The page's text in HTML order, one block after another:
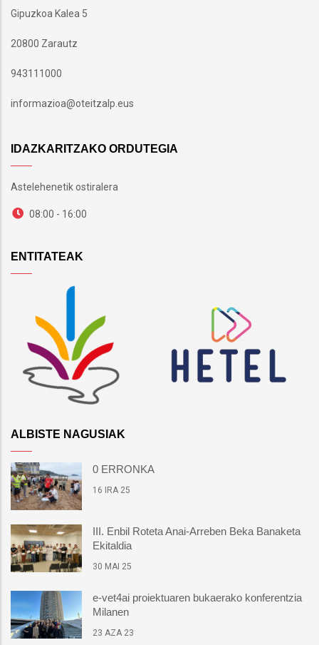
Gipuzkoa Kalea 5
20800 Zarautz
943111000
informazioa@oteitzalp.eus
IDAZKARITZAKO ORDUTEGIA
Astelehenetik ostiralera
08:00 - 16:00
ENTITATEAK
ALBISTE NAGUSIAK
0 ERRONKA
16 IRA 25
III. Enbil Roteta Anai-Arreben Beka Banaketa
Ekitaldia
30 MAI 25
e-vet4ai proiektuaren bukaerako konferentzia
Milanen
23 AZA 23